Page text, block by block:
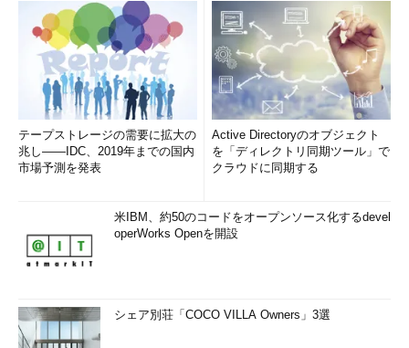
テープストレージの需要に拡大の
兆し――IDC、2019年までの国内
市場予測を発表
Active Directoryのオブジェクト
を「ディレクトリ同期ツール」で
クラウドに同期する
米IBM、約50のコードをオープンソース化するdevel
operWorks Openを開設
シェア別荘「COCO VILLA Owners」3選